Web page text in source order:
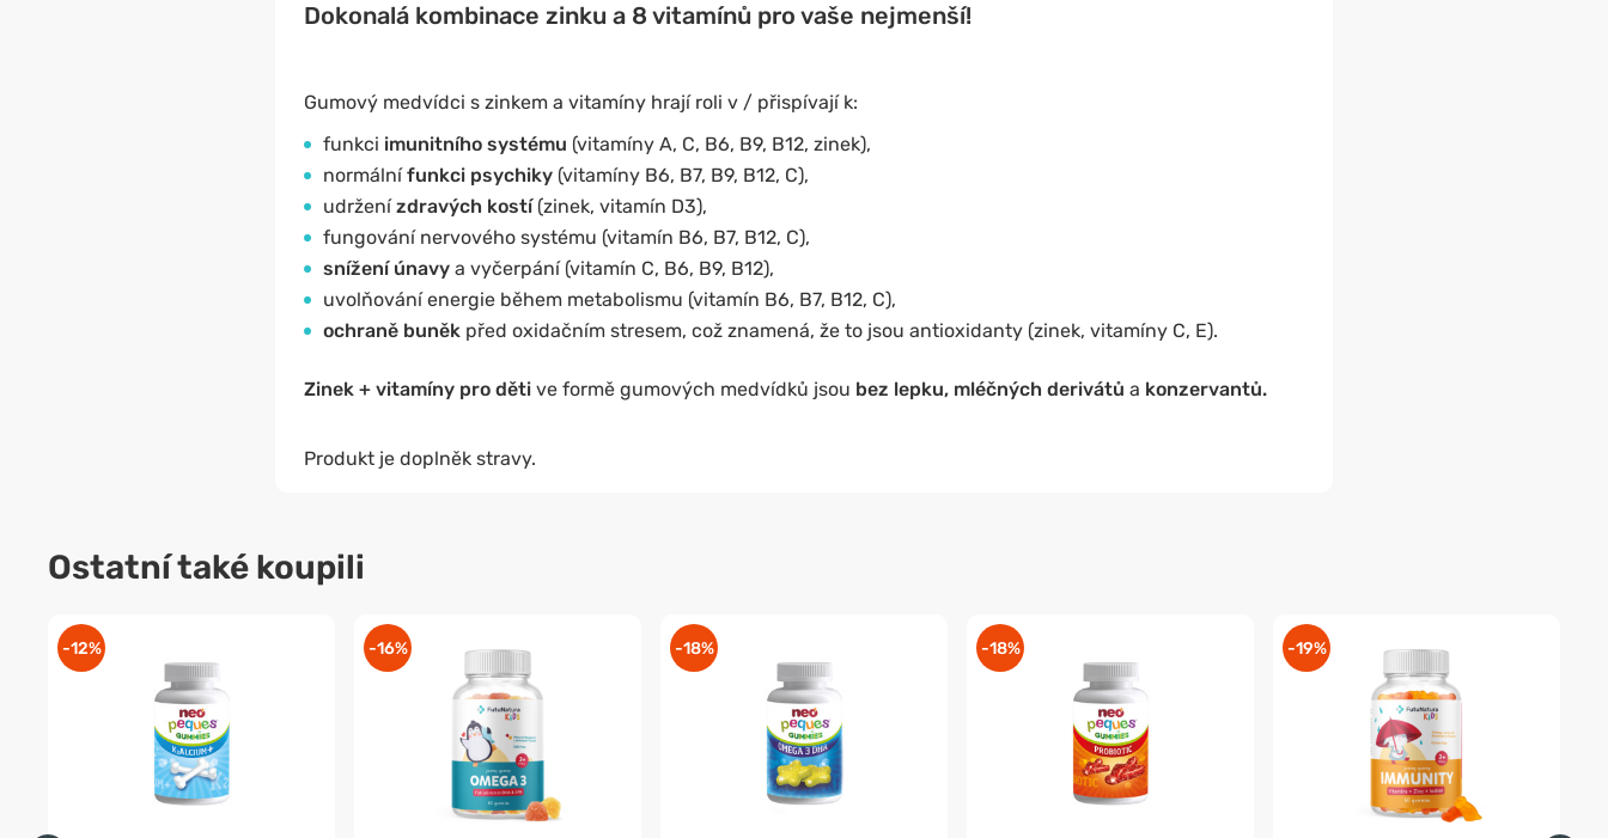
Dokonalá kombinace zinku a 8 vitamínů pro vaše nejmenší!
Gumový medvídci s zinkem a vitamíny hrají roli v / přispívají k:
funkci imunitního systému (vitamíny A, C, B6, B9, B12, zinek),
normálnífunkci psychiky(vitamíny B6, B7, B9, B12, C),
udrženízdravých kostí (zinek, vitamín D3),
fungování nervového systému (vitamín B6, B7, B12, C),
snížení únavya vyčerpání (vitamín C, B6, B9, B12),
uvolňování energie během metabolismu (vitamín B6, B7, B12, C),
ochraně buněkpřed oxidačním stresem, což znamená, že to jsou antioxidanty (zinek, vitamíny C, E).
Zinek + vitamíny pro děti ve formě gumových medvídků jsou bez lepku, mléčných derivátů a konzervantů.
Produkt je doplněk stravy.
Ostatní také koupili
-12% -16% -18% -18% -19%